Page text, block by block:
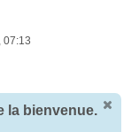
07:13
la bienvenue.